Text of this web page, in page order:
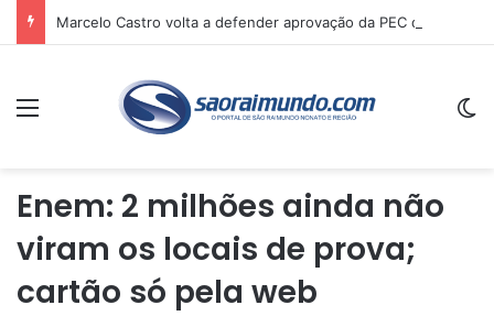
Menu
Enem: 2 milhões ainda não
viram os locais de prova;
cartão só pela web